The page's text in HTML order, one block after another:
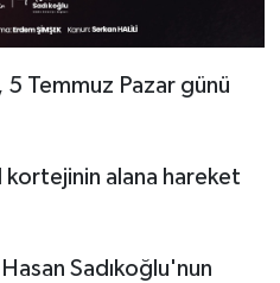
Temmuz Pazar günü
kortejinin alana hareket
Sadıkoğlu'nun